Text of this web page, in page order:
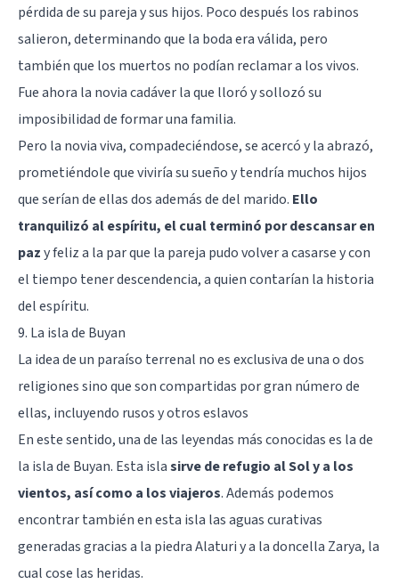
pérdida de su pareja y sus hijos. Poco después los rabinos
salieron, determinando que la boda era válida, pero
también que los muertos no podían reclamar a los vivos.
Fue ahora la novia cadáver la que lloró y sollozó su
imposibilidad de formar una familia.
Pero la novia viva, compadeciéndose, se acercó y la abrazó,
prometiéndole que viviría su sueño y tendría muchos hijos
que serían de ellas dos además de del marido. Ello
tranquilizó al espíritu, el cual terminó por descansar en
pazy feliz a la par que la pareja pudo volver a casarse y con
el tiempo tener descendencia, a quien contarían la historia
del espíritu.
9. La isla de Buyan
La idea de un paraíso terrenal no es exclusiva de una o dos
religiones sino que son compartidas por gran número de
ellas, incluyendo rusos y otros eslavos
En este sentido, una de las leyendas más conocidas es la de
la isla de Buyan. Esta islasirve de refugio al Sol y a los
vientos, así como a los viajeros. Además podemos
encontrar también en esta isla las aguas curativas
generadas gracias a la piedra Alaturi y a la doncella Zarya, la
cual cose las heridas.